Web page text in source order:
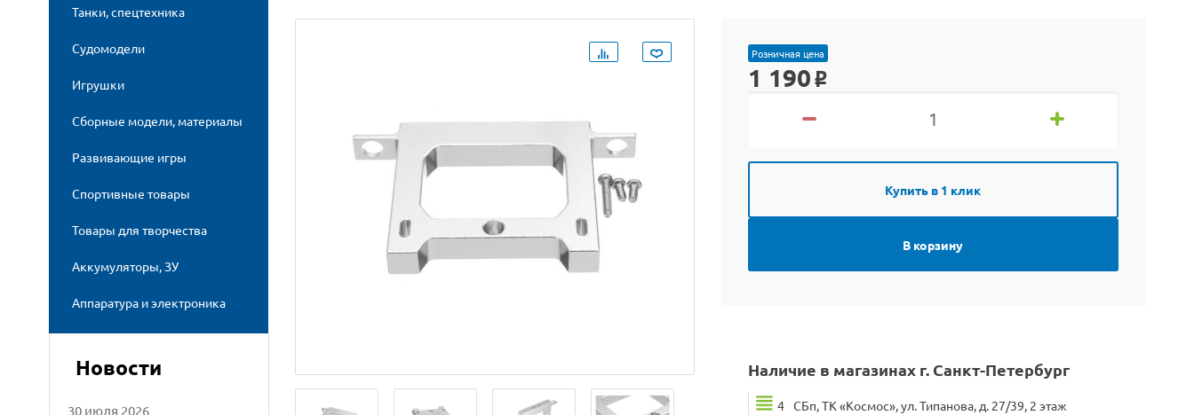
Танки, спецтехника
Судомодели
Игрушки
Сборные модели, материалы
Развивающие игры
Спортивные товары
Товары для творчества
Аккумуляторы, ЗУ
Аппаратура и электроника
Новости
30 июля 2026
Розничная цена
1 190 o
Купить в 1 клик
В корзину
Наличие в магазинах г. Санкт-Петербург
4 СБп, ТК «Космос», ул. Типанова, д. 27/39, 2 этаж